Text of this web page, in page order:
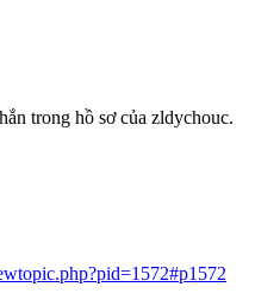
trong hồ sơ của zldychouc.